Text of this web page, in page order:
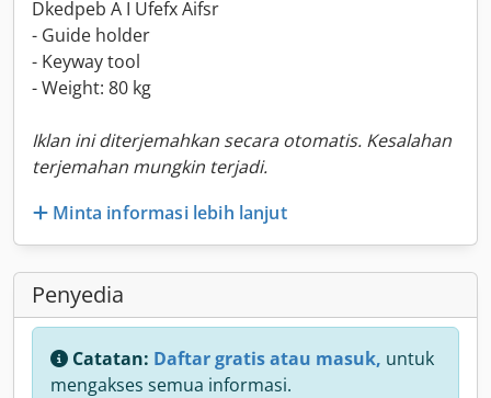
Dkedpeb A I Ufefx Aifsr
- Guide holder
- Keyway tool
- Weight: 80 kg
Iklan ini diterjemahkan secara otomatis. Kesalahan
terjemahan mungkin terjadi.
Minta informasi lebih lanjut
Penyedia
Catatan: Daftar gratis atau masuk, untuk
mengakses semua informasi.